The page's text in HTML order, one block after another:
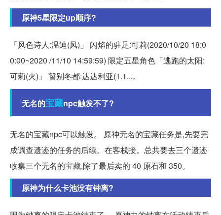
原神5星限定up顺序?
「风色诗人:温迪(风)」 闪焰的驻足:可莉(2020/10/20 18:0
0:00~2020 /11/10 14:59:59) 限定五星角色「逃跑的太阳:
可莉(火)」 暂别冬都:达达利亚(1.1...。
无名的宝藏npc触发不了?
无名的宝藏npc可以触发。 原神无名的宝藏任务是,先要完
成调查遗迹的任务的后续。在客栈接。总共要去三个遗迹
收集三个无名的宝藏,除了最后卖的 40 原石和 350。
原神为什么卡池没有钟离?